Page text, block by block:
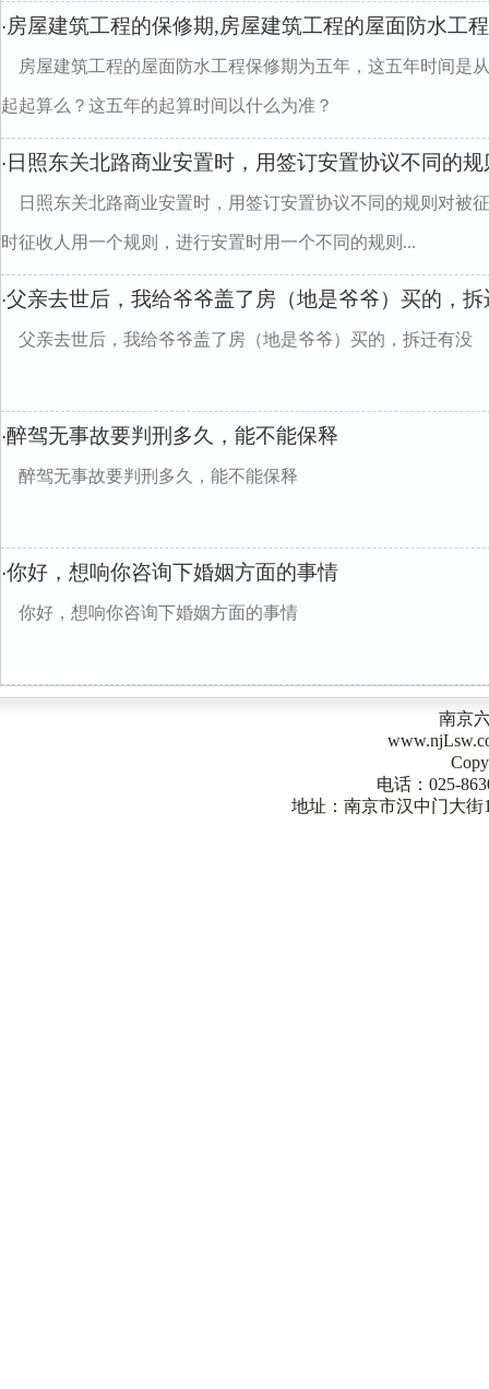
·房屋建筑工程的保修期,房屋建筑工程的屋面防水工
房屋建筑工程的屋面防水工程保修期为五年，这五年时间是
起起算么？这五年的起算时间以什么为准？
· 日照东关北路商业安置时，用签订安置协议不同的
日照东关北路商业安置时，用签订安置协议不同的规则对被
时征收人用一个规则，进行安置时用一个不同的规则...
·父亲去世后，我给爷爷盖了房（地是爷爷）买的，拆
父亲去世后，我给爷爷盖了房（地是爷爷）买的，拆迁有没
·醉驾无事故要判刑多久，能不能保释
醉驾无事故要判刑多久，能不能保释
·你好，想响你咨询下婚姻方面的事情
你好，想响你咨询下婚姻方面的事情
南京
电话：025-
地址：南京市汉中门大